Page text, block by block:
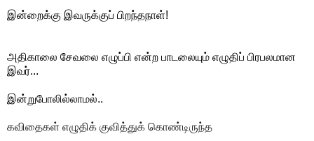
இன்றைக்கு இவருக்குப் பிறந்தநாள்!
அதிகாலை சேவலை எழுப்பி என்ற பாடலையும் எழுதிப் பிரபலமான
இவர்...
இன்றுபோலில்லாமல்..
கவிதைகள் எழுதிக் குவித்துக் கொண்டிருந்த